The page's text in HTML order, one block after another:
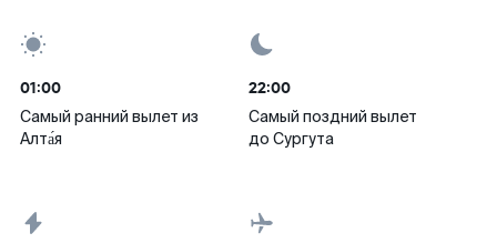
01:00
Самый ранний вылет из
Алта́я
22:00
Самый поздний вылет
до Сургута